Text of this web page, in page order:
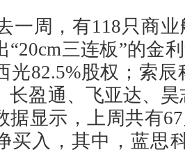
一周，有118只商
“20cm三连板”的金
光82.5%股权；索
长盈通、飞亚达、
据显示，上周共有
买入，其中，蓝思